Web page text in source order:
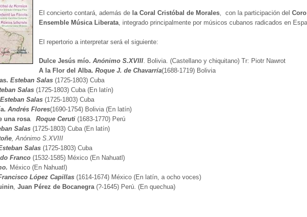
El concierto contará, además de la Coral Cristóbal de Morales, con la participación del
Ensemble Música Liberata, integrado principalmente por músicos cubanos radicados en
El repertorio a interpretar será el siguiente:
Dulce Jesús mío. Anónimo S.XVIII . Bolivia. (Castellano y chiquitano) Tr: Piotr Nawrot
A la Flor del Alba. Roque J. de Chavarría(1688-1719) Bolivia
Esteban Salas (1725-1803) Cuba
Salas (1725-1803) Cuba (En latín)
Esteban Salas (1725-1803) Cuba
Andrés Flores(1690-1754) Bolivia (En latín)
una rosa
Roque Ceruti (1683-1770) Perú
Salas (1725-1803) Cuba (En latín)
, Anónimo S.XVIII
Salas (1725-1803) Cuba
Franco (1532-1585) México (En Nahuatl)
México (En Nahuatl)
López Capillas (1614-1674) México (En latín, a ocho voces)
Juan Pérez de Bocanegra (?-1645) Perú. (En quechua)